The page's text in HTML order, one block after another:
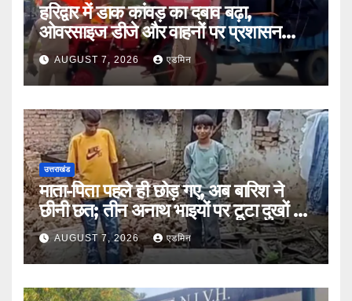
हरिद्वार में डाक कांवड़ का दबाव बढ़ा,
ओवरसाइज डीजे और वाहनों पर प्रशासन
सख्तAUGUST 7, 2026 एडमिन
उत्तराखंड
माता-पिता पहले ही छोड़ गए, अब बारिश ने
छीनी छत; तीन अनाथ भाइयों पर टूटा दुखों का
पहाड़AUGUST 7, 2026 एडमिन